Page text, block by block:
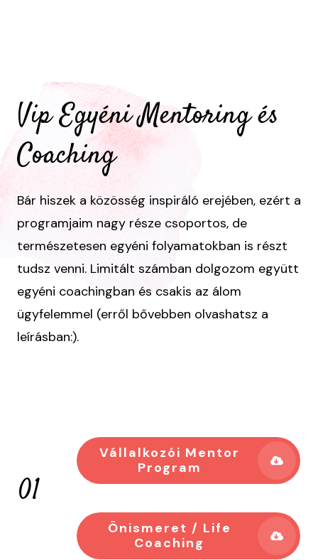
Vip Egyéni Mentoring és
Coaching
Bár hiszek a közösség inspiráló erejében, ezért a
programjaim nagy része csoportos, de
természetesen egyéni folyamatokban is részt
tudsz venni. Limitált számban dolgozom együtt
egyéni coachingban és csakis az álom
ügyfelemmel (erről bővebben olvashatsz a
leírásban:).
01
Vállalkozói Mentor
Program
Önismeret / Life
Coaching